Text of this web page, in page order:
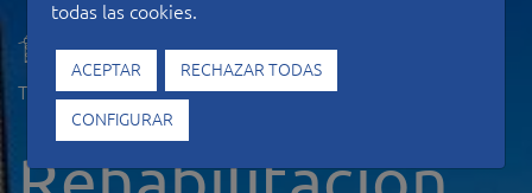
todas las cookies.
ACEPTAR RECHAZAR TODAS
CONFIGURAR
Tipo de construcción Rehabilitación